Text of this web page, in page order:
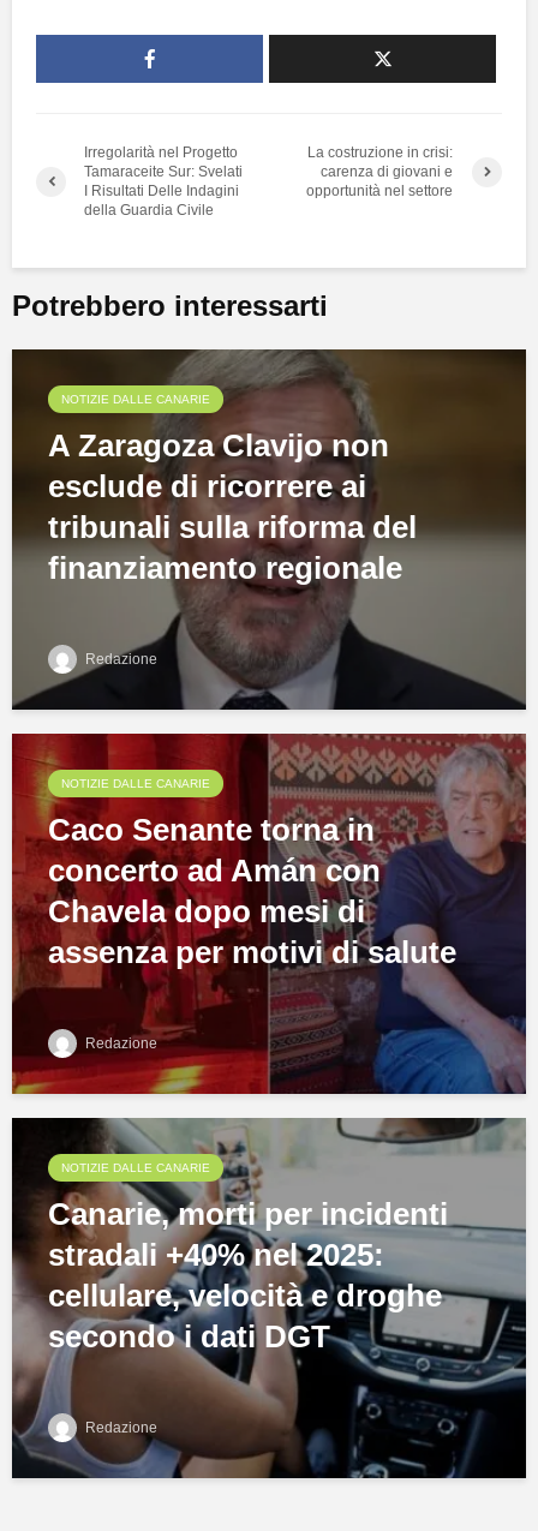
Irregolarità nel Progetto
Tamaraceite Sur: Svelati
I Risultati Delle Indagini
della Guardia Civile
La costruzione in crisi:
carenza di giovani e
opportunità nel settore
Potrebbero interessarti
NOTIZIE DALLE CANARIE
A Zaragoza Clavijo non
esclude di ricorrere ai
tribunali sulla riforma del
finanziamento regionale
Redazione
NOTIZIE DALLE CANARIE
Caco Senante torna in
concerto ad Amán con
Chavela dopo mesi di
assenza per motivi di salute
Redazione
NOTIZIE DALLE CANARIE
Canarie, morti per incidenti
stradali +40% nel 2025:
cellulare, velocità e droghe
secondo i dati DGT
Redazione